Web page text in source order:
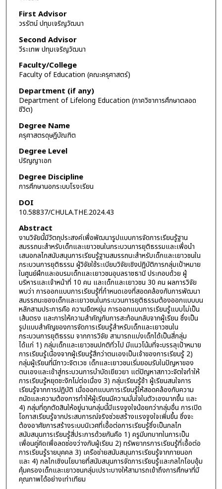
First Advisor
วรรัตน์ ปทุมเจริญวัฒนา
Second Advisor
วีระเทพ ปทุมเจริญวัฒนา
Faculty/College
Faculty of Education (คณะครุศาสตร์)
Department (if any)
Department of Lifelong Education (ภาควิชาการศึกษาตลอด
ชีวิต)
Degree Name
ครุศาสตรดุษฎีบัณฑิต
Degree Level
ปริญญาเอก
Degree Discipline
การศึกษานอกระบบโรงเรียน
DOI
10.58837/CHULA.THE.2024.43
Abstract
งานวิจัยนี้มีวัตถุประสงค์เพื่อพัฒนารูปแบบการจัดการเรียนรู้ฐาน
สมรรถนะสำหรับเด็กและเยาวชนในกระบวนการยุติธรรมและเพื่อนำ
เสนอกลไกสนับสนุนการเรียนรู้ฐานสมรรถนะสำหรับเด็กและเยาวชนใน
กระบวนการยุติธรรม ผู้วิจัยใช้ระเบียบวิจัยเชิงปฏิบัติการกลุ่มเป้าหมาย
ในศูนย์ฝึกและอบรมเด็กและเยาวชนอุบลราชธานี ประกอบด้วย ผู้
บริหารและเจ้าหน้าที่ 10 คน และเด็กและเยาวชน 30 คน ผลการวิจัย
พบว่า การออกแบบการเรียนรู้ที่กำหนดเองที่สอดคล้องกับการพัฒนา
สมรรถนะของเด็กและเยาวชนในกระบวนการยุติธรรมต้องออกแบบบน
หลักสามประการคือ ความยืดหยุ่น การออกแบบการเรียนรู้แบบไม่เป็น
เส้นตรง และการให้ความสำคัญกับการสะท้อนกลับจากผู้เรียน ซึ่งเป็น
รูปแบบสำคัญของการจัดการเรียนรู้สำหรับเด็กและเยาวชนใน
กระบวนการยุติธรรม จากการวิจัย สามารถแบ่งเด็กได้เป็นสี่กลุ่ม
ได้แก่ 1) กลุ่มเด็กและเยาวชนปกติทั่วไป มีแนวโน้มที่จะบรรลุเป้าหมาย
การเรียนรู้เนื่องจากผู้เรียนรู้สึกว่าตนเองเป็นเจ้าของการเรียนรู้ 2)
กลุ่มผู้เรียนที่มีภาวะจิตเวช เด็กและเยาวชนเริ่มยอมรับในปัญหาของ
ตนเองและเข้าสู่กระบวนการบำบัดเยียวยา แต่ปัญหาสภาวะจิตใจทำให้
การเรียนรู้หยุดชะงักไม่ต่อเนื่อง 3) กลุ่มเรียนรู้ช้า ผู้เรียนสนใจการ
เรียนรู้จากการปฏิบัติ เมื่อออกแบบการเรียนรู้ให้สอดคล้องกับความ
ถนัดและความต้องการทำให้ผู้เรียนมีความมั่นใจในตัวเองมากขึ้น และ
4) กลุ่มที่ถูกตัดสินให้อยู่นานกลุ่มนี้มีแรงจูงใจน้อยกว่ากลุ่มอื่น การเปิด
โอกาสเรียนรู้จากประสบการณ์จริงช่วยสร้างแรงจูงใจเพิ่มขึ้น ซึ่งจะ
ต้องอาศัยการสร้างระบบนิเวศที่เอื้อต่อการเรียนรู้ซึ่งเป็นกลไก
สนับสนุนการเรียนรู้สี่ประการด้วยกันคือ 1) ครูมีบทบาทในการเป็น
เพื่อนคู่คิดเพื่อลดช่องว่างกับผู้เรียน 2) ทรัพยากรการเรียนรู้ที่เอื้อต่อ
การเรียนรู้รายบุคคล 3) เครือข่ายสนับสนุนการเรียนรู้จากภายนอก
และ 4) กลไกเชิงนโยบายที่สนับสนุนการจัดการเรียนรู้และกลไกโอบอุ้ม
คุ้มครองเด็กและเยาวชนกลุ่มเปราะบางให้สามารถเข้าถึงการศึกษาที่มี
คุณภาพได้อย่างเท่าเทียม